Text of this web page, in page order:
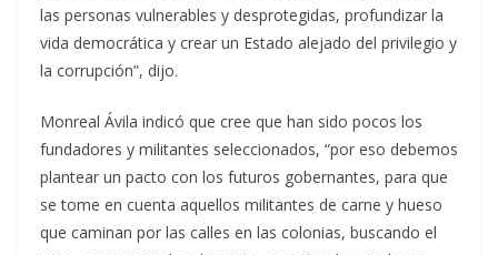
las personas vulnerables y desprotegidas, profundizar la
vida democrática y crear un Estado alejado del privilegio y
la corrupción”, dijo.
Monreal Ávila indicó que cree que han sido pocos los
fundadores y militantes seleccionados, “por eso debemos
plantear un pacto con los futuros gobernantes, para que
se tome en cuenta aquellos militantes de carne y hueso
que caminan por las calles en las colonias, buscando el